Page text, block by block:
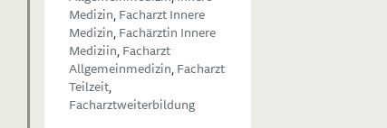
Medizin,Facharzt Innere
Medizin,Fachärztin Innere
Mediziin,Facharzt
Allgemeinmedizin,Facharzt
Teilzeit,
Facharztweiterbildung